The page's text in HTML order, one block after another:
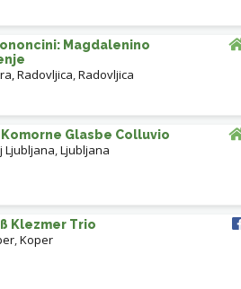
Magdalenino
Radovljica,Radovljica
Glasbe Colluvio
Ljubljana,Ljubljana
Klezmer Trio
,Koper